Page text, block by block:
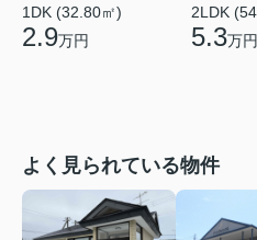
1DK (32.80㎡)
2.9万円
2LDK
5.3万円
よく見られている物件